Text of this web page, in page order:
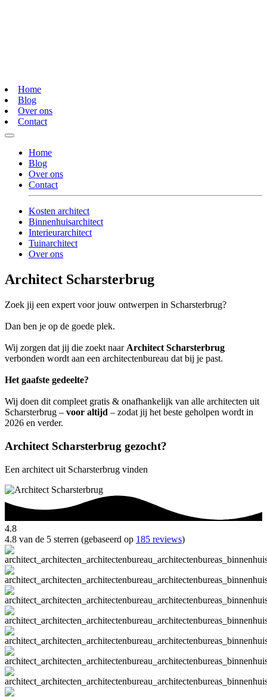
Home
Blog
Over ons
Contact
Home
Blog
Over ons
Contact
Kosten architect
Binnenhuisarchitect
Interieurarchitect
Tuinarchitect
Over ons
Architect Scharsterbrug
Zoek jij een expert voor jouw ontwerpen in Scharsterbrug?
Dan ben je op de goede plek.
Wij zorgen dat jij die zoekt naar Architect Scharsterbrug
verbonden wordt aan een architectenbureau dat bij je past.
Het gaafste gedeelte?
Wij doen dit compleet gratis & onafhankelijk van alle architecten uit
Scharsterbrug – voor altijd – zodat jij het beste geholpen wordt in
2026 en verder.
Architect Scharsterbrug gezocht?
Een architect uit Scharsterbrug vinden
4.8
4.8 van de 5 sterren (gebaseerd op 185 reviews)